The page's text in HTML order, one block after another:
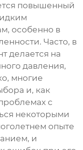
повышенный
, особенно в
Часто, в
делается на
давления,
многие
и, как
с
некоторыми
опыте
и